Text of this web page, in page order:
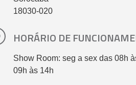
18030-020
HORÁRIO DE
Show Room: seg a sex das 08h
09h às 14h